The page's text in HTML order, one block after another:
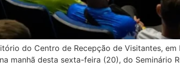
do Centro de Recepção de Visitantes,
manhã desta sexta-feira (20), do Seminário